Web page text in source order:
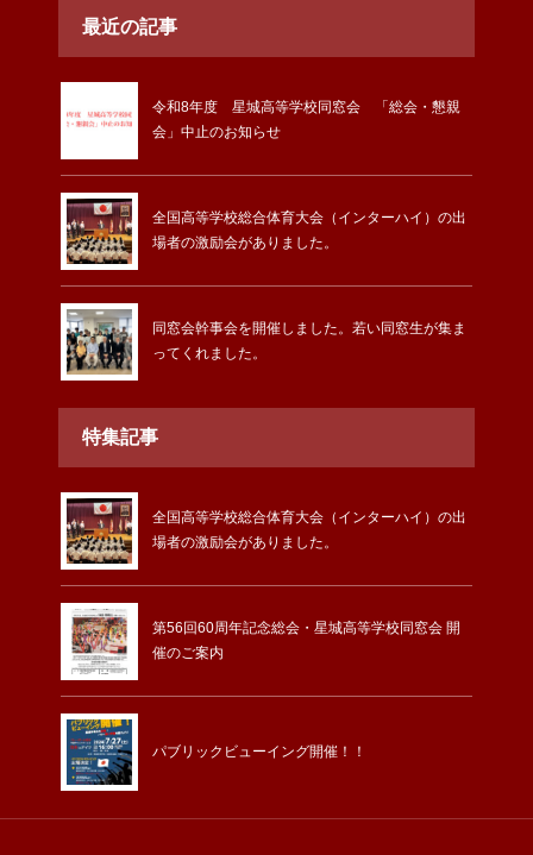
最近の記事
令和8年度 星城高等学校同窓会 「総会・懇親
会」中止のお知らせ
全国高等学校総合体育大会（インターハイ）の出
場者の激励会がありました。
同窓会幹事会を開催しました。若い同窓生が集ま
ってくれました。
特集記事
全国高等学校総合体育大会（インターハイ）の出
場者の激励会がありました。
第56回60周年記念総会・星城高等学校同窓会 開
催のご案内
パブリックビューイング開催！！